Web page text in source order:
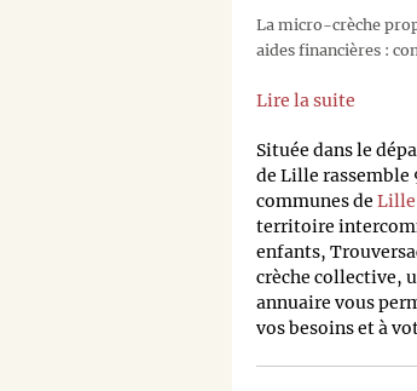
La micro-crèche
aides financières :
Lire la suite
Située dans le
de Lille rassemble
communes de Lille
territoire
enfants,
crèche collective,
annuaire vous
vos besoins et à